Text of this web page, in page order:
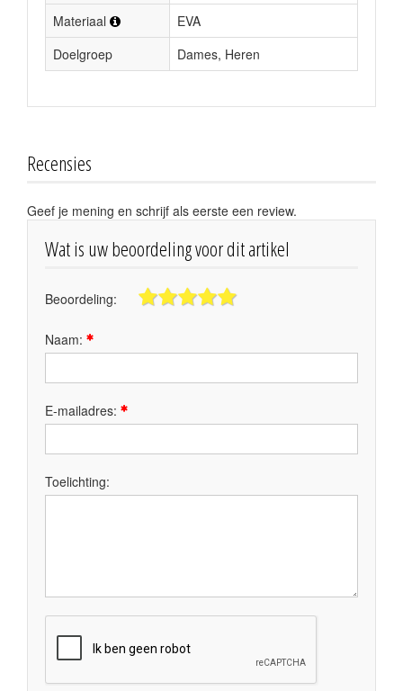
Materiaal
EVA
Doelgroep
Dames, Heren
Recensies
Geef je mening en schrijf als eerste een review.
Wat is uw beoordeling voor dit artikel
Beoordeling:
Naam:
E-mailadres:
Toelichting: